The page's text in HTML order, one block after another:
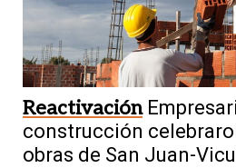
Reactivación
construcción
obras de San Juan-